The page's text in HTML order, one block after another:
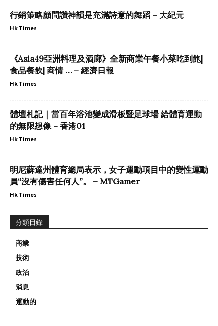
行銷策略顧問讚神韻是充滿詩意的舞蹈 – 大紀元
Hk Times
《Asia49亞洲料理及酒廊》全新商業午餐小菜吃到飽|
食品餐飲| 商情 … – 經濟日報
Hk Times
體壇札記｜當百年浴池變成滑板暨足球場 給體育運動
的無限想像 – 香港01
Hk Times
明尼蘇達州體育總局表示，女子運動項目中的變性運動
員“沒有傷害任何人”。 – MTGamer
Hk Times
分類目錄
商業
技術
政治
消息
運動的